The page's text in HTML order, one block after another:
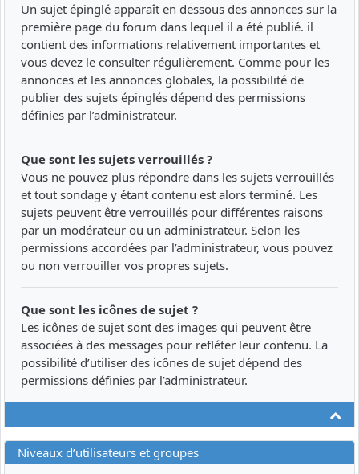
Un sujet épinglé apparaît en dessous des annonces sur la
première page du forum dans lequel il a été publié. il
contient des informations relativement importantes et
vous devez le consulter régulièrement. Comme pour les
annonces et les annonces globales, la possibilité de
publier des sujets épinglés dépend des permissions
définies par l’administrateur.
Que sont les sujets verrouillés ?
Vous ne pouvez plus répondre dans les sujets verrouillés
et tout sondage y étant contenu est alors terminé. Les
sujets peuvent être verrouillés pour différentes raisons
par un modérateur ou un administrateur. Selon les
permissions accordées par l’administrateur, vous pouvez
ou non verrouiller vos propres sujets.
Que sont les icônes de sujet ?
Les icônes de sujet sont des images qui peuvent être
associées à des messages pour refléter leur contenu. La
possibilité d’utiliser des icônes de sujet dépend des
permissions définies par l’administrateur.
Niveaux d’utilisateurs et groupes